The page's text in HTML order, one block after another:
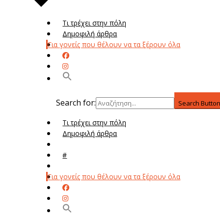
Τι τρέχει στην πόλη
Δημοφιλή άρθρα
Για γονείς που θέλουν να τα ξέρουν όλα
Search for: Search
Τι τρέχει στην πόλη
Δημοφιλή άρθρα
#
Για γονείς που θέλουν να τα ξέρουν όλα